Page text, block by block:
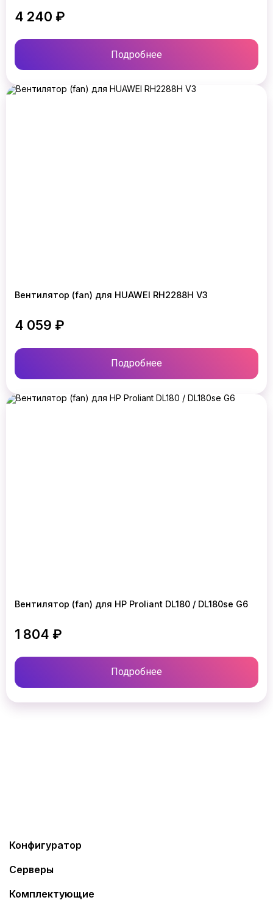
4 240 ₽
Подробнее
Вентилятор (fan) для HUAWEI RH2288H V3
4 059 ₽
Подробнее
Вентилятор (fan) для HP Proliant DL180 / DL180se G6
1 804 ₽
Подробнее
Конфигуратор
Серверы
Комплектующие